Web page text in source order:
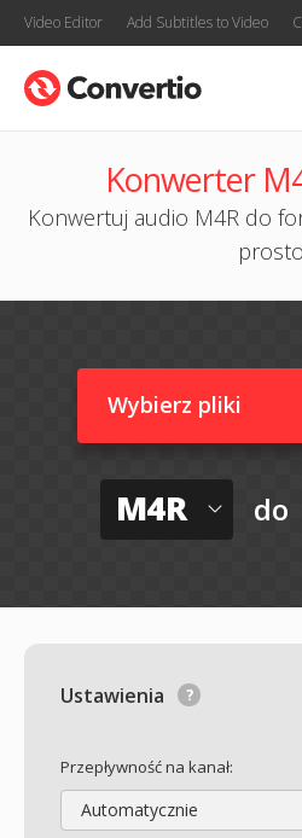
Video Editor Add Subtitles to Video
Konwerter
Konwertuj audio M4R do
prosto
Wybierz pliki
M4R do
Ustawienia
Przepływność na kanał:
Automatycznie